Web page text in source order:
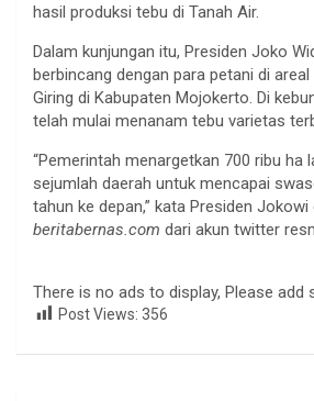
hasil produksi tebu di Tanah Air.
Dalam kunjungan itu, Presiden Joko
berbincang dengan para petani di
Giring di Kabupaten Mojokerto. Di
telah mulai menanam tebu varietas
“Pemerintah menargetkan 700 ribu ha
sejumlah daerah untuk mencapai
tahun ke depan,” kata Presiden Jokowi
beritabernas.com dari akun twitter
There is no ads to display, Please add
Post Views: 356